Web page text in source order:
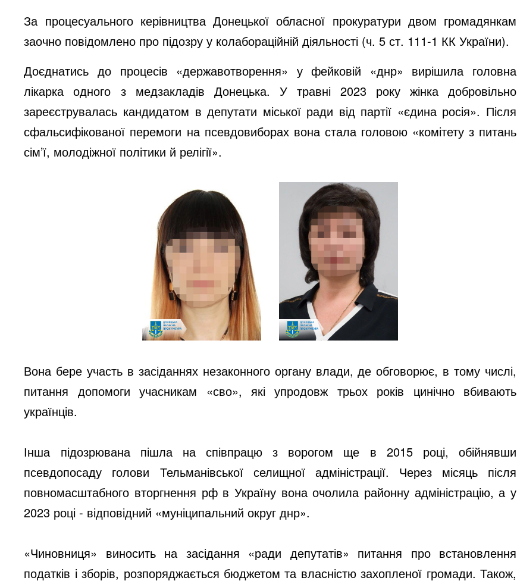
За процесуального керівництва Донецької обласної прокуратури двом громадянкам
заочно повідомлено про підозру у колабораційній діяльності (ч. 5 ст. 111-1 КК України).
Доєднатись до процесів «державотворення» у фейковій «днр» вирішила головна
лікарка одного з медзакладів Донецька. У травні 2023 року жінка добровільно
зареєструвалась кандидатом в депутати міської ради від партії «єдина росія». Після
сфальсифікованої перемоги на псевдовиборах вона стала головою «комітету з питань
сім’ї, молодіжної політики й релігії».
Вона бере участь в засіданнях незаконного органу влади, де обговорює, в тому числі,
питання допомоги учасникам «сво», які упродовж трьох років цинічно вбивають
українців.
Інша підозрювана пішла на співпрацю з ворогом ще в 2015 році, обійнявши
псевдопосаду голови Тельманівської селищної адміністрації. Через місяць після
повномасштабного вторгнення рф в Україну вона очолила районну адміністрацію, а у
2023 році - відповідний «муніципальний округ днр».
«Чиновниця» виносить на засідання «ради депутатів» питання про встановлення
податків і зборів, розпоряджається бюджетом та власністю захопленої громади. Також,